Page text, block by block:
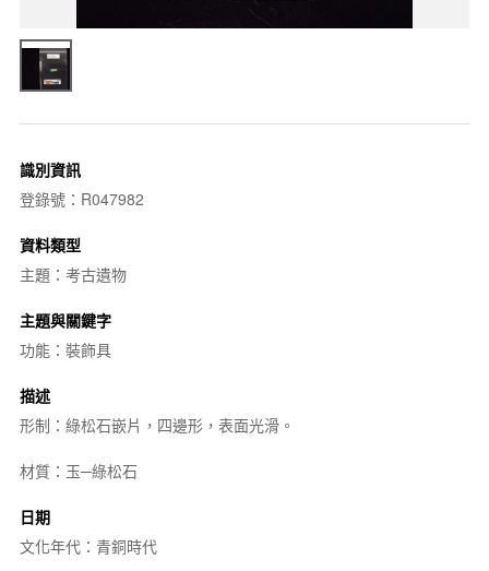
識別資訊
登錄號：R047982
資料類型
主題：考古遺物
主題與關鍵字
功能：裝飾具
描述
形制：綠松石嵌片，四邊形，表面光滑。
材質：玉─綠松石
日期
文化年代：青銅時代